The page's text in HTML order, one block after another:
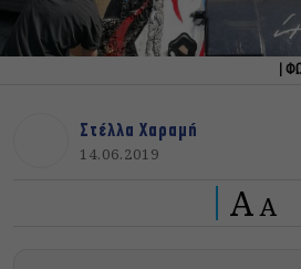
|
Στέλλα Χαραμή
14.06.2019
A A